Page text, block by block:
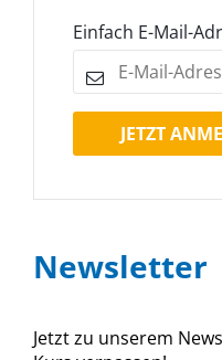
Newsletter
Jetzt zu unserem
Einfach E-Mail-
JETZT